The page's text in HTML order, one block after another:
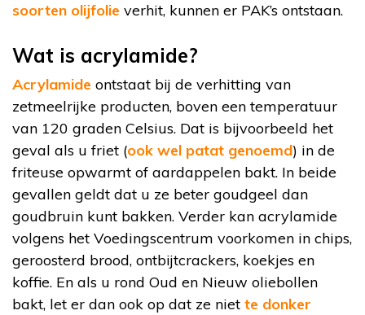
soorten olijfolie verhit, kunnen er PAK’s ontstaan.
Wat is acrylamide?
Acrylamide ontstaat bij de verhitting van
zetmeelrijke producten, boven een temperatuur
van 120 graden Celsius. Dat is bijvoorbeeld het
geval als u friet (ook wel patat genoemd) in de
friteuse opwarmt of aardappelen bakt. In beide
gevallen geldt dat u ze beter goudgeel dan
goudbruin kunt bakken. Verder kan acrylamide
volgens het Voedingscentrum voorkomen in chips,
geroosterd brood, ontbijtcrackers, koekjes en
koffie. En als u rond Oud en Nieuw oliebollen
bakt, let er dan ook op dat ze niet te donker